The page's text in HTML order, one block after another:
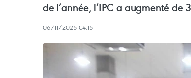
de l’année, l’IPC a augmenté de
06/11/2025 04:15